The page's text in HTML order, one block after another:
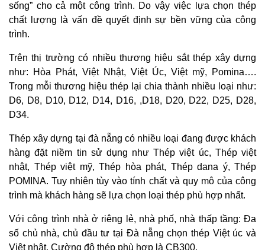
sống” cho cả một công trình. Do vậy việc lựa chọn thép
chất lượng là vấn đề quyết định sự bền vững của công
trình.
Trên thị trường có nhiều thương hiệu sắt thép xây dựng
như: Hòa Phát, Việt Nhật, Việt Úc, Việt mỹ, Pomina….
Trong mỗi thương hiệu thép lại chia thành nhiều loại như:
D6, D8, D10, D12, D14, D16, ,D18, D20, D22, D25, D28,
D34.
Thép xây dựng tại đà nẵng có nhiều loại đang được khách
hàng đặt niềm tin sử dụng như Thép việt úc, Thép việt
nhật, Thép việt mỹ, Thép hòa phát, Thép dana ý, Thép
POMINA. Tuy nhiên tùy vào tính chất và quy mô của công
trình mà khách hàng sẽ lựa chọn loại thép phù hợp nhất.
Với công trình nhà ở riêng lẻ, nhà phố, nhà thấp tầng: Đa
số chủ nhà, chủ đầu tư tại Đà nẵng chọn thép Việt úc và
Việt nhật. Cường độ thép phù hợp là CB300.